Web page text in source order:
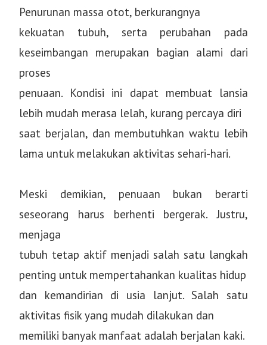
Penurunan massa otot, berkurangnya
kekuatan tubuh, serta perubahan pada
keseimbangan merupakan bagian alami dari
proses
penuaan. Kondisi ini dapat membuat lansia
lebih mudah merasa lelah, kurang percaya diri
saat berjalan, dan membutuhkan waktu lebih
lama untuk melakukan aktivitas sehari-hari.
Meski demikian, penuaan bukan berarti
seseorang harus berhenti bergerak. Justru,
menjaga
tubuh tetap aktif menjadi salah satu langkah
penting untuk mempertahankan kualitas hidup
dan kemandirian di usia lanjut. Salah satu
aktivitas fisik yang mudah dilakukan dan
memiliki banyak manfaat adalah berjalan kaki.